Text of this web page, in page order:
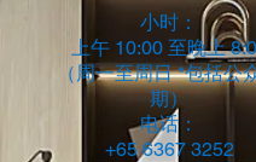
小时：
上午 10:00 至晚上
（周一至周日 *包括公
期）
电话：
+65 6367 3252